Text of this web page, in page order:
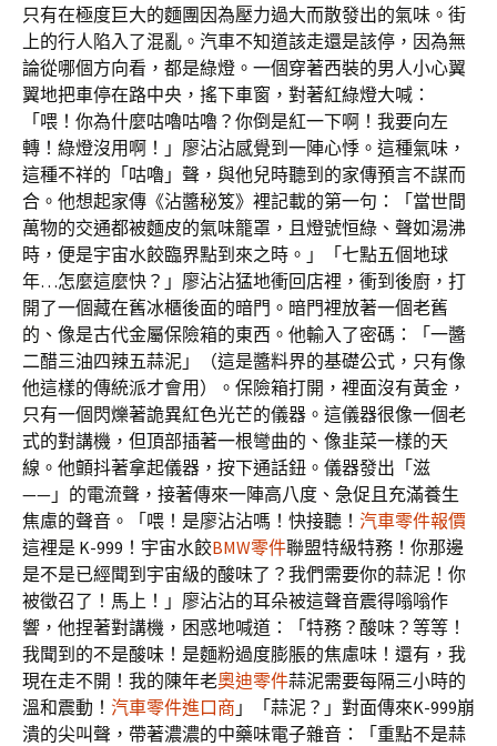
只有在極度巨大的麵團因為壓力過大而散發出的氣味。街
上的行人陷入了混亂。汽車不知道該走還是該停，因為無
論從哪個方向看，都是綠燈。一個穿著西裝的男人小心翼
翼地把車停在路中央，搖下車窗，對著紅綠燈大喊：
「喂！你為什麼咕嚕咕嚕？你倒是紅一下啊！我要向左
轉！綠燈沒用啊！」廖沾沾感覺到一陣心悸。這種氣味，
這種不祥的「咕嚕」聲，與他兒時聽到的家傳預言不謀而
合。他想起家傳《沾醬秘笈》裡記載的第一句：「當世間
萬物的交通都被麵皮的氣味籠罩，且燈號恒綠、聲如湯沸
時，便是宇宙水餃臨界點到來之時。」「七點五個地球
年…怎麼這麼快？」廖沾沾猛地衝回店裡，衝到後廚，打
開了一個藏在舊冰櫃後面的暗門。暗門裡放著一個老舊
的、像是古代金屬保險箱的東西。他輸入了密碼：「一醬
二醋三油四辣五蒜泥」（這是醬料界的基礎公式，只有像
他這樣的傳統派才會用）。保險箱打開，裡面沒有黃金，
只有一個閃爍著詭異紅色光芒的儀器。這儀器很像一個老
式的對講機，但頂部插著一根彎曲的、像韭菜一樣的天
線。他顫抖著拿起儀器，按下通話鈕。儀器發出「滋
——」的電流聲，接著傳來一陣高八度、急促且充滿養生
焦慮的聲音。「喂！是廖沾沾嗎！快接聽！ 汽車零件報價
這裡是 K-999！宇宙水餃BMW零件聯盟特級特務！你那邊
是不是已經聞到宇宙級的酸味了？我們需要你的蒜泥！你
被徵召了！馬上！」廖沾沾的耳朵被這聲音震得嗡嗡作
響，他捏著對講機，困惑地喊道：「特務？酸味？等等！
我聞到的不是酸味！是麵粉過度膨脹的焦慮味！還有，我
現在走不開！我的陳年老奧迪零件蒜泥需要每隔三小時的
溫和震動！ 汽車零件進口商 」「蒜泥？」對面傳來K-999崩
潰的尖叫聲，帶著濃濃的中藥味電子雜音：「重點不是蒜